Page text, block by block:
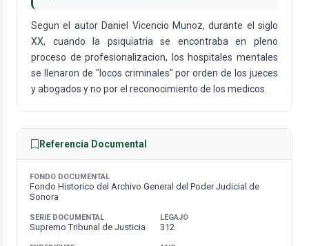
Segun el autor Daniel Vicencio Munoz, durante el siglo
XX, cuando la psiquiatria se encontraba en pleno
proceso de profesionalizacion, los hospitales mentales
se llenaron de "locos criminales" por orden de los jueces
y abogados y no por el reconocimiento de los medicos.
Referencia Documental
FONDO DOCUMENTAL
Fondo Historico del Archivo General del Poder Judicial de
Sonora
SERIE DOCUMENTAL
Supremo Tribunal de Justicia
LEGAJO
312